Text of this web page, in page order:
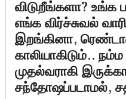
விடுறீங்களா? உங்க
எங்க விர்ச்சுவல்
இறங்கினா,
காலியாகிடும்..
முதல்வராகி
சந்தோஷப்படாமல்,